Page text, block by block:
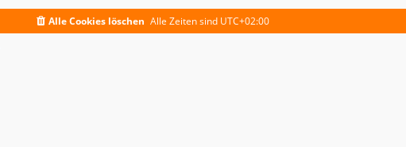
Alle Zeiten sind UTC+02:00
Alle Cookies löschen